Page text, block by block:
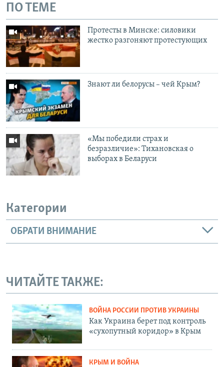
ПО ТЕМЕ
Протесты в Минске: силовики
жестко разгоняют протестующих
Знают ли белорусы – чей Крым?
«Мы победили страх и
безразличие»: Тихановская о
выборах в Беларуси
Категории
ОБРАТИ ВНИМАНИЕ
ЧИТАЙТЕ ТАКЖЕ:
ВОЙНА РОССИИ ПРОТИВ УКРАИНЫ
Как Украина берет под контроль
«сухопутный коридор» в Крым
КРЫМ И ВОЙНА